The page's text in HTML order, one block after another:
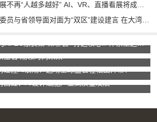
上一篇：今年设计大展不再“人越多越好” AI、VR、直播看展将成标配
下一篇：在深省政协委员与省领导面对面为“双区”建设建言 在大湾区建国家级科学成果转化中心
读特：市政协召开为APEC献良策“深聊会” 打造核心IP体系塑造城市独特“记忆点”
宝石 潮领时尚未来
碰撞AI浪潮！这场全球盛会在福田开幕！
昌红：AI设计赋能产业高质量发展